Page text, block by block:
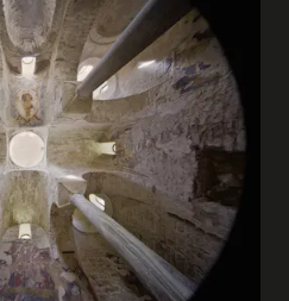
e autori
a tema